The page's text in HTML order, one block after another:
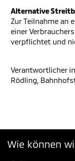
Alternative
Zur Teilnahme an
einer
verpflichtet und
Verantwortlicher
Rödling,
Wie können